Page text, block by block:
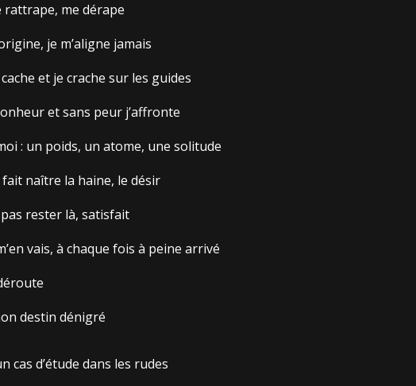
rattrape, me dérape
je m’aligne jamais
et je crache sur les guides
et sans peur j’affronte
: un poids, un atome, une solitude
naître la haine, le désir
rester là, satisfait
vais, à chaque fois à peine arrivé
destin dénigré
cas d’étude dans les rudes